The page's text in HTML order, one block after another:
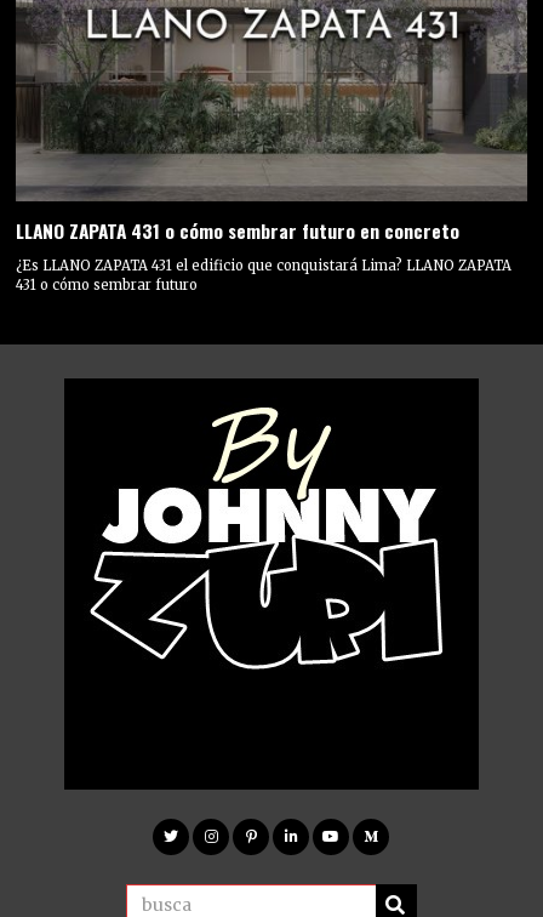
LLANO ZAPATA 431 o cómo sembrar futuro en concreto
¿Es LLANO ZAPATA 431 el edificio que conquistará Lima? LLANO ZAPATA
431 o cómo sembrar futuro